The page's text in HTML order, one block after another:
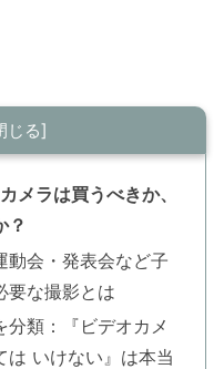
メラは買うべきか、
？
動会・発表会など子
要な撮影とは
類：『ビデオカメ
は いけない』は本当